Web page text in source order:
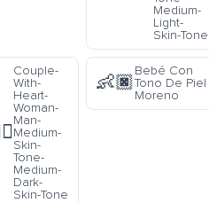
Medium-
Light-
Skin-Tone
Couple-
With-
Heart-
Woman-
Man-
Medium-
Skin-
Tone-
Medium-
Dark-
Skin-Tone
👶🏿
Bebé Con
Tono De Piel
Moreno